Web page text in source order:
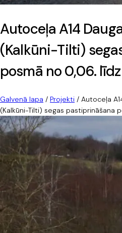
Autoceļa A14
(Kalkūni-Tilti)
posmā no 0,06.
Galvenā lapa / Projekti / Autoceļa
(Kalkūni-Tilti) segas pastiprināšana